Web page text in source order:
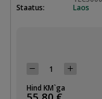
Staatus:
Laos
Hind KM`ga